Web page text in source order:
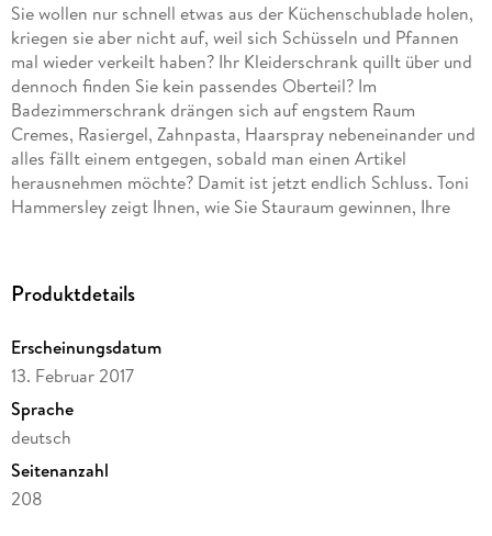
Sie wollen nur schnell etwas aus der Küchenschublade holen,
kriegen sie aber nicht auf, weil sich Schüsseln und Pfannen
mal wieder verkeilt haben? Ihr Kleiderschrank quillt über und
dennoch finden Sie kein passendes Oberteil? Im
Badezimmerschrank drängen sich auf engstem Raum
Cremes, Rasiergel, Zahnpasta, Haarspray nebeneinander und
alles fällt einem entgegen, sobald man einen Artikel
herausnehmen möchte? Damit ist jetzt endlich Schluss. Toni
Hammersley zeigt Ihnen, wie Sie Stauraum gewinnen, Ihre
Ihren Schreibtisch neu und bietet zusätzlich auch optimale
Toni Hammersley zeigt Ihnen anhand von 166 überraschend
einfachen Tricks, wie Sie das Chaos vertreiben und
Übersichtlichkeit, mehr Platz und damit auch ein
wohnlicheres Zuhause gewinnen. Endlich Schluss mit Suchen
und mehr Zeit für das Wesentliche!
Produktdetails
Erscheinungsdatum
13. Februar 2017
Sprache
deutsch
Seitenanzahl
208